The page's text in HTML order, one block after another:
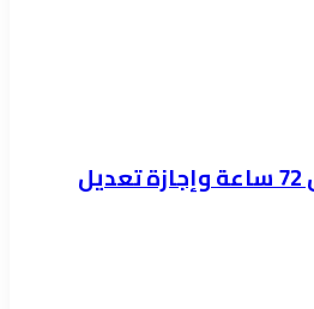
تعيين رئيس وزراء خلال 72 ساعة وإجازة تعديل